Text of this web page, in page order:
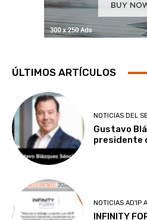
ÚLTIMOS ARTÍCULOS
NOTICIAS DEL
Gustavo
presidente
NOTICIAS AD'IP
INFINITY